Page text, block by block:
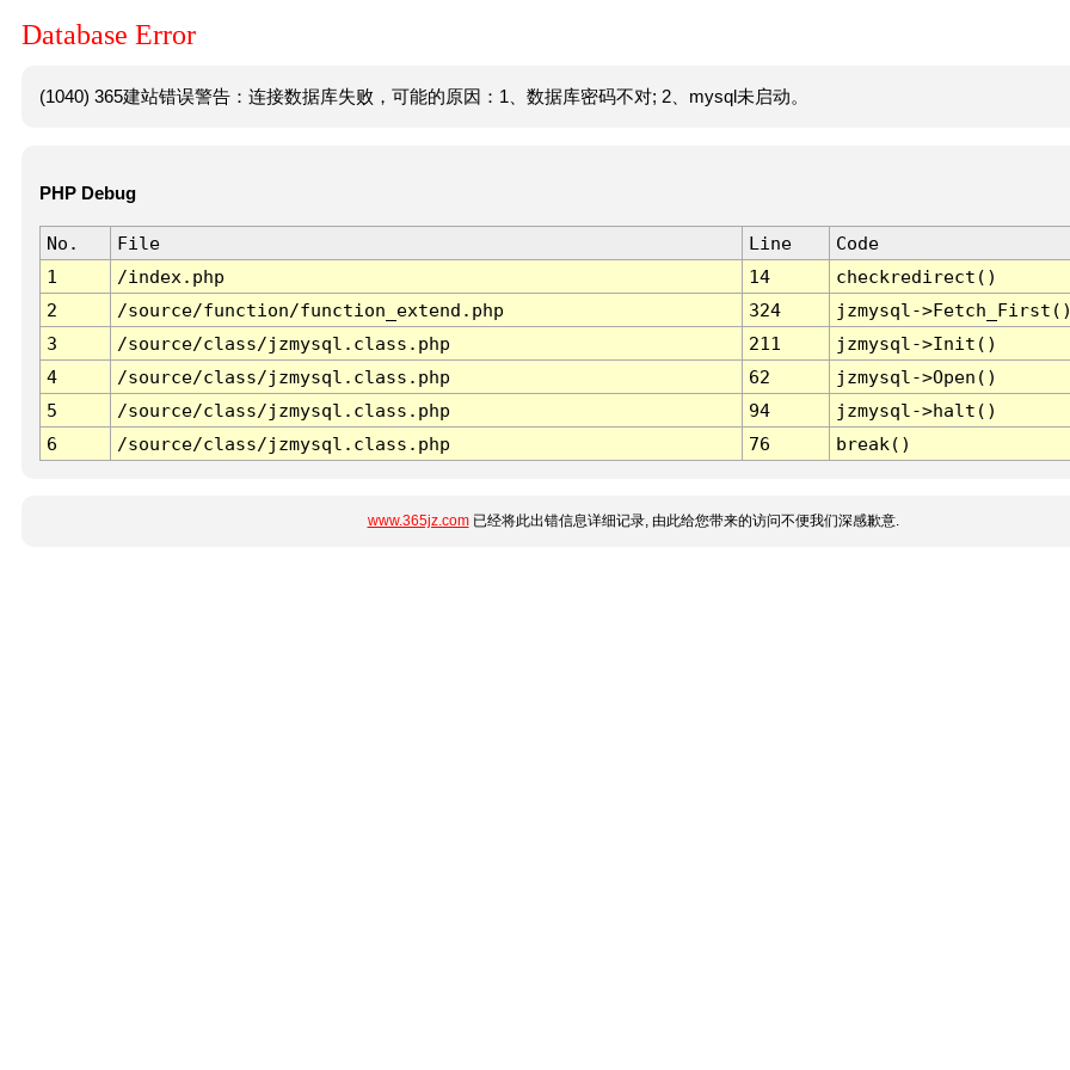
Database Error
(1040) 365建站错误警告：连接数据库失败，可能的原因：1、数据库密码不对; 2、mysql未启动。
PHP Debug
No. File Line
Code
1
/index.php 14
checkredirect()
2
/source/function/function_extend.php 324
jzmysql-
3
/source/class/jzmysql.class.php 211
jzmysql->Init()
4
/source/class/jzmysql.class.php 62
jzmysql->Open()
5
/source/class/jzmysql.class.php 94
jzmysql->halt()
6
/source/class/jzmysql.class.php 76 break()
www.365jz.com已经将此出错信息详细记录, 由此给您带来的访问不便我们深感歉意.